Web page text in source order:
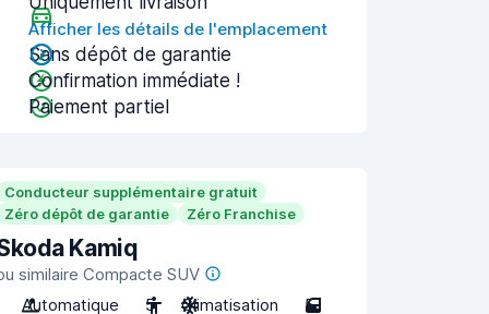
Afficher les détails de l'emplacement
Sans dépôt de garantie
Confirmation immédiate !
Paiement partiel
Conducteur supplémentaire gratuit
Zéro dépôt de garantie
Zéro Franchise
Kamiq
similaire Compacte SUV
Automatique
5 Climatisation 5